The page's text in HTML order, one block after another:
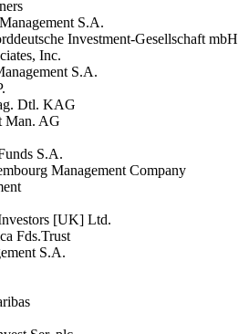
S.A.
Investment-Gesellschaft mbH
Inc.
S.A.
Dtl. KAG
Man. AG
S.A.
Management Company
[UK] Ltd.
Fds.Trust
S.A.